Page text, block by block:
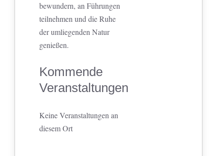
bewundern, an Führungen
teilnehmen und die Ruhe
der umliegenden Natur
genießen.
Kommende
Veranstaltungen
Keine Veranstaltungen an
diesem Ort